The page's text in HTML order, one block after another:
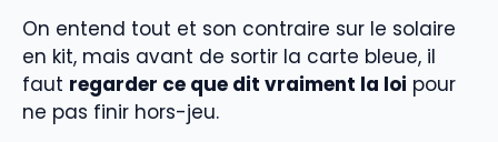
On entend tout et son contraire sur le solaire
en kit, mais avant de sortir la carte bleue, il
faut regarder ce que dit vraiment la loi pour
ne pas finir hors-jeu.